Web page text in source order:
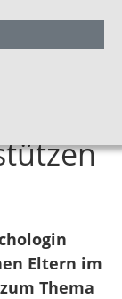
Eltern im
Thema